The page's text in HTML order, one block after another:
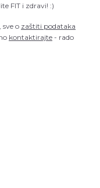
FIT i zdravi! :)
, sve o zaštiti podataka
kontaktirajte - rado